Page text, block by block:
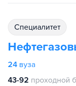
специалитет
24 вуза
43-92 проходной